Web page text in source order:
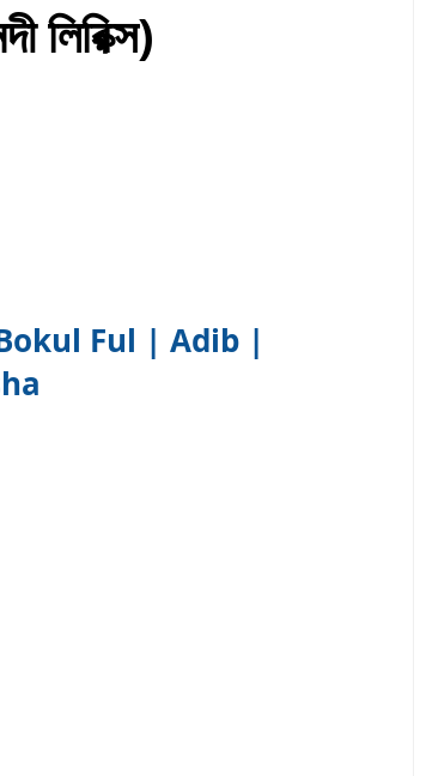
Bokul Ful | Adib |